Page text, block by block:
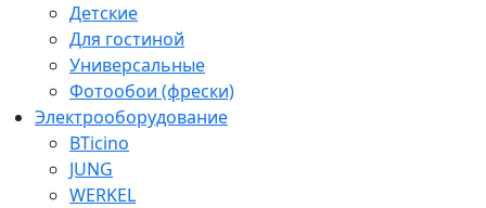
Детские
Для гостиной
Универсальные
Фотообои (фрески)
Электрооборудование
BTicino
JUNG
WERKEL